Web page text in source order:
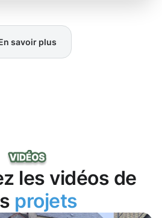
savoir plus
les vidéos de
projets